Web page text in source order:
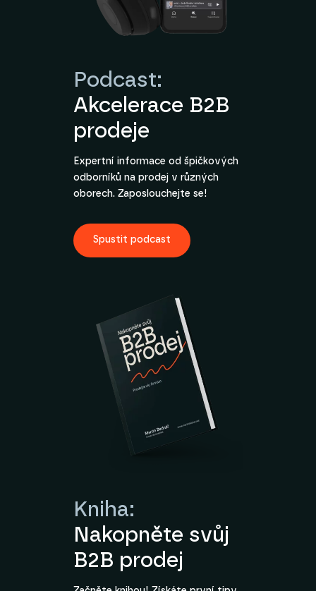
Podcast:
Akcelerace B2B
prodeje
Expertní informace od špičkových
odborníků na prodej v různých
oborech. Zaposlouchejte se!
Spustit podcast
Kniha:
Nakopněte svůj
B2B prodej